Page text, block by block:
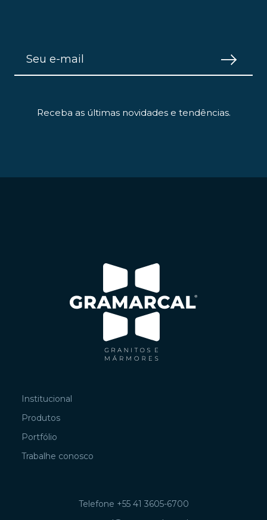
Receba as últimas novidades e tendências.
Institucional
Produtos
Portfólio
Trabalhe conosco
Telefone +55 41 3605-6700